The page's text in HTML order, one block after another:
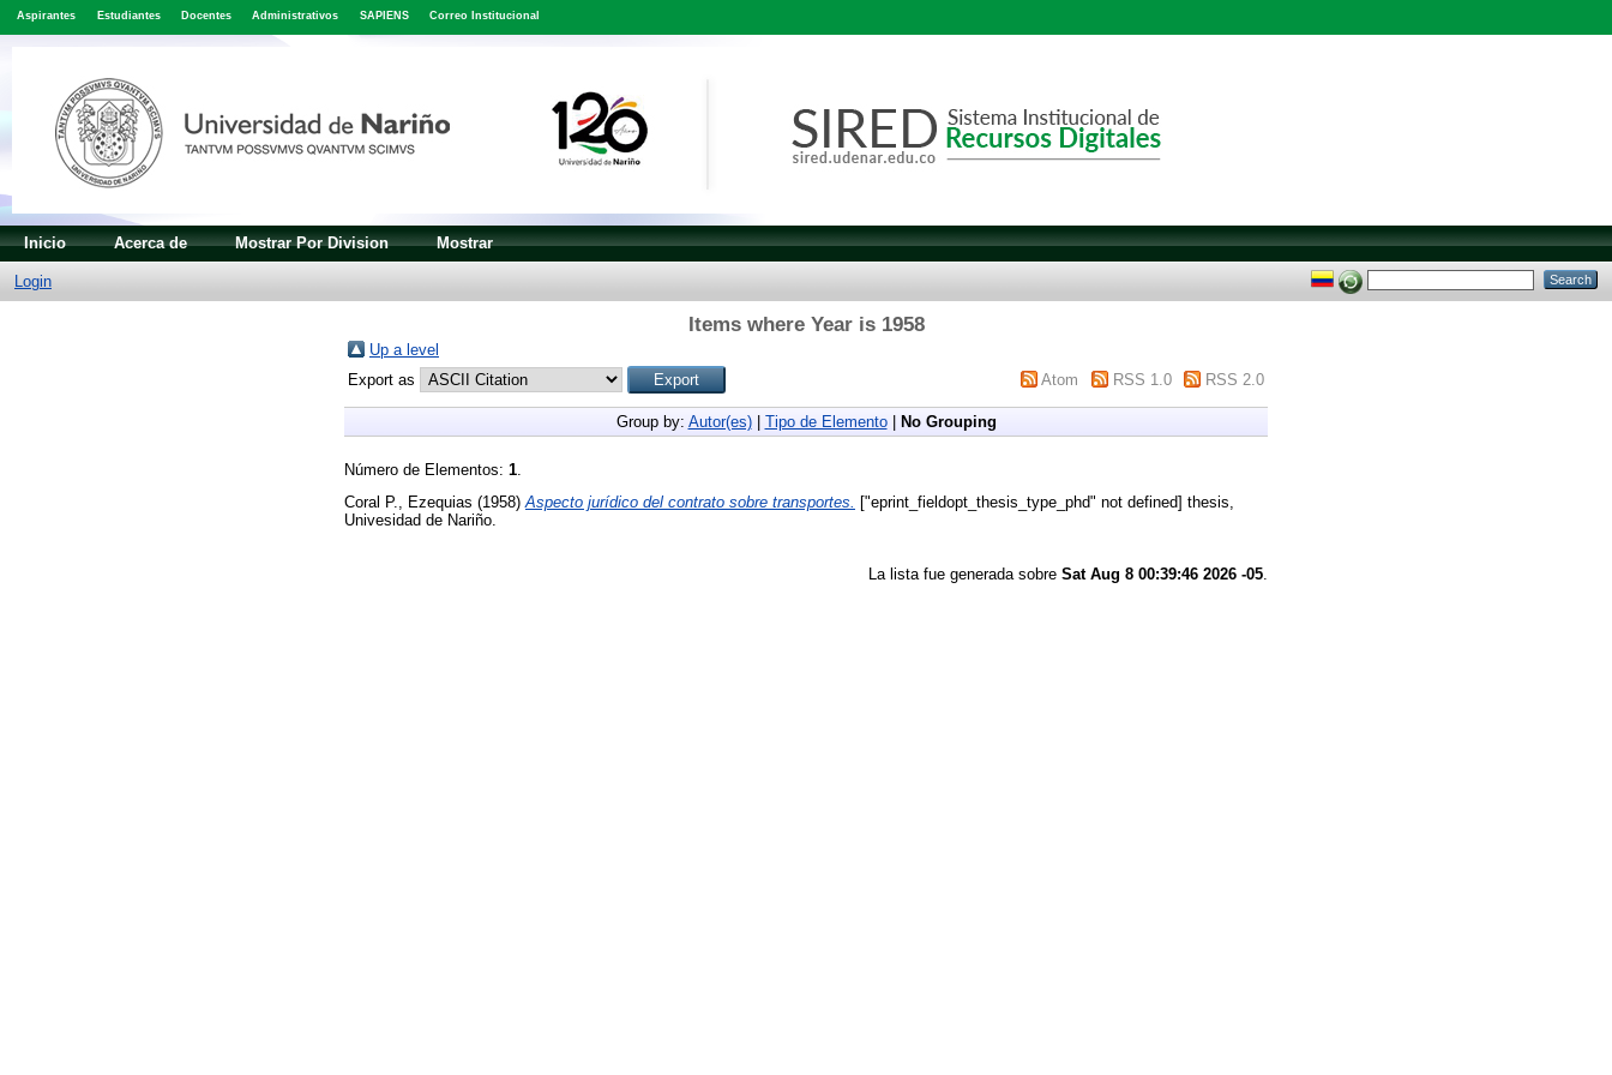
Aspirantes Estudiantes Docentes Administrativos SAPIENS Correo Institucional
Inicio Acerca de Mostrar Por Division Mostrar
Login
Items where Year is 1958
Up a level
Export as
Atom RSS 1.0 RSS 2.0
Group by: Autor(es)| Tipo de Elemento| No Grouping
Número de Elementos: 1
Coral P., Ezequias (1958)Aspecto jurídico del contrato sobre transportes. ["eprint_fieldopt_thesis_type_phd" not defined] thesis,
Univesidad de Nariño.
La lista fue generada sobre Sat Aug 8 00:39:46 2026 -05.